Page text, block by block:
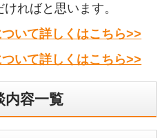
ればと思います。
いて詳しくはこちら>>
いて詳しくはこちら>>
内容一覧